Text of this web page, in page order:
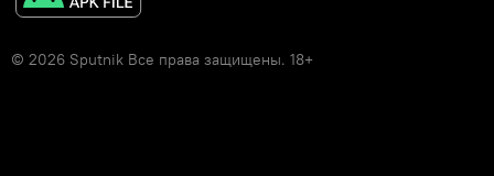
© 2026 Sputnik Все права защищены. 18+